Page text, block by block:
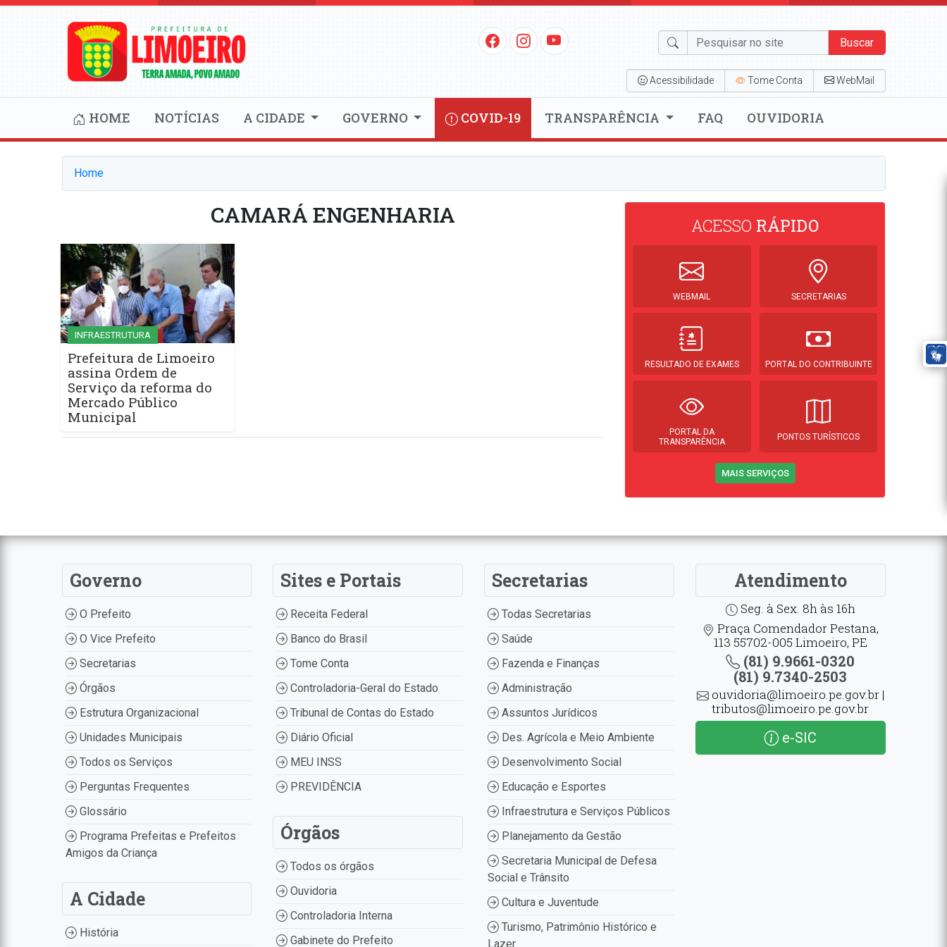
Buscar
Acessibilidade Tome Conta WebMail
HOME NOTÍCIAS A CIDADE GOVERNO COVID-19 TRANSPARÊNCIA FAQ OUVIDORIA
Home
CAMARÁ ENGENHARIA
INFRAESTRUTURA
Prefeitura de Limoeiro
assina Ordem de
Serviço da reforma do
Mercado Público
Municipal
ACESSO RÁPIDO
WEBMAIL SECRETARIAS
RESULTADO DE EXAMES PORTAL DO CONTRIBUINTE
PORTAL DA
TRANSPARÊNCIA
PONTOS TURÍSTICOS
MAIS SERVIÇOS
Governo
O Prefeito
O Vice Prefeito
Secretarias
Órgãos
Estrutura Organizacional
Unidades Municipais
Todos os Serviços
Perguntas Frequentes
Glossário
Programa Prefeitas e Prefeitos
Amigos da Criança
A Cidade
História
Sites e Portais
Receita Federal
Banco do Brasil
Tome Conta
Controladoria-Geral do Estado
Tribunal de Contas do Estado
Diário Oficial
MEU INSS
PREVIDÊNCIA
Órgãos
Todos os órgãos
Ouvidoria
Controladoria Interna
Gabinete do Prefeito
Secretarias
Todas Secretarias
Saúde
Fazenda e Finanças
Administração
Assuntos Jurídicos
Des. Agrícola e Meio Ambiente
Desenvolvimento Social
Educação e Esportes
Infraestrutura e Serviços Públicos
Planejamento da Gestão
Secretaria Municipal de Defesa
Social e Trânsito
Cultura e Juventude
Turismo, Patrimônio Histórico e
Lazer
Atendimento
Seg. à Sex. 8h às 16h
Praça Comendador Pestana,
113 55702-005 Limoeiro, PE
(81) 9.9661-0320
(81) 9.7340-2503
ouvidoria@limoeiro.pe.gov.br |
tributos@limoeiro.pe.gov.br
e-SIC